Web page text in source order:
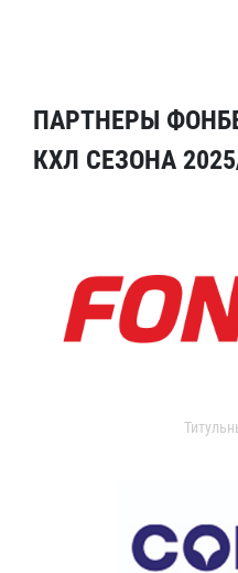
ПАРТНЕРЫ
КХЛ СЕЗОНА